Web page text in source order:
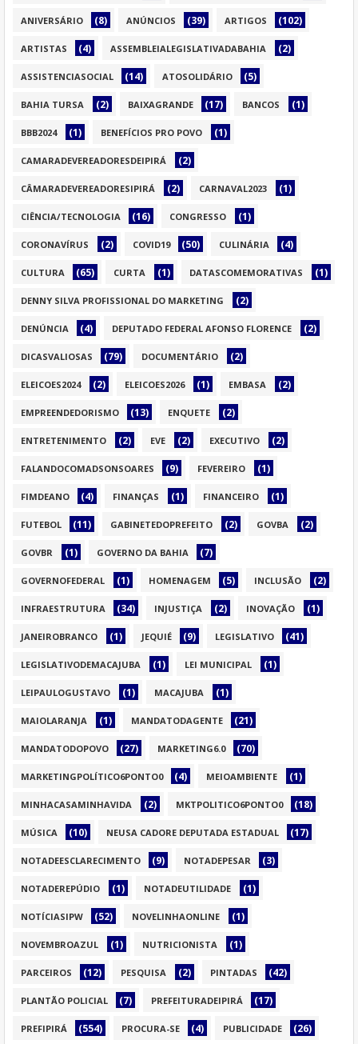
ANIVERSÁRIO (8) ANÚNCIOS (39) ARTIGOS (102)
ARTISTAS (4) ASSEMBLEIALEGISLATIVADABAHIA (2)
ASSISTENCIASOCIAL (14) ATOSOLIDÁRIO (5)
BAHIA TURSA (2) BAIXAGRANDE (17) BANCOS (1)
BBB2024 (1) BENEFÍCIOS PRO POVO (1)
CAMARADEVEREADORESDEIPIRÁ (2)
CÂMARADEVEREADORESIPIRÁ (2) CARNAVAL2023 (1)
CIÊNCIA/TECNOLOGIA (16) CONGRESSO (1)
CORONAVÍRUS (2) COVID19 (50) CULINÁRIA (4)
CULTURA (65) CURTA (1) DATASCOMEMORATIVAS (1)
DENNY SILVA PROFISSIONAL DO MARKETING (2)
DENÚNCIA (4) DEPUTADO FEDERAL AFONSO FLORENCE (2)
DICASVALIOSAS (79) DOCUMENTÁRIO (2)
ELEICOES2024 (2) ELEICOES2026 (1) EMBASA (2)
EMPREENDEDORISMO (13) ENQUETE (2)
ENTRETENIMENTO (2) EVE (2) EXECUTIVO (2)
FALANDOCOMADSONSOARES (9) FEVEREIRO (1)
FIMDEANO (4) FINANÇAS (1) FINANCEIRO (1)
FUTEBOL (11) GABINETEDOPREFEITO (2) GOVBA (2)
GOVBR (1) GOVERNO DA BAHIA (7)
GOVERNOFEDERAL (1) HOMENAGEM (5) INCLUSÃO (2)
INFRAESTRUTURA (34) INJUSTIÇA (2) INOVAÇÃO (1)
JANEIROBRANCO (1) JEQUIÉ (9) LEGISLATIVO (41)
LEGISLATIVODEMACAJUBA (1) LEI MUNICIPAL (1)
LEIPAULOGUSTAVO (1) MACAJUBA (1)
MAIOLARANJA (1) MANDATODAGENTE (21)
MANDATODOPOVO (27) MARKETING6.0 (70)
MARKETINGPOLÍTICO6PONTO0 (4) MEIOAMBIENTE (1)
MINHACASAMINHAVIDA (2) MKTPOLITICO6PONTO0 (18)
MÚSICA (10) NEUSA CADORE DEPUTADA ESTADUAL (17)
NOTADEESCLARECIMENTO (9) NOTADEPESAR (3)
NOTADEREPÚDIO (1) NOTADEUTILIDADE (1)
NOTÍCIASIPW (52) NOVELINHAONLINE (1)
NOVEMBROAZUL (1) NUTRICIONISTA (1)
PARCEIROS (12) PESQUISA (2) PINTADAS (42)
PLANTÃO POLICIAL (7) PREFEITURADEIPIRÁ (17)
PREFIPIRÁ (554) PROCURA-SE (4) PUBLICIDADE (26)